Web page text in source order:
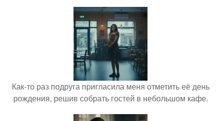
Как-то раз подруга пригласила меня отметить её день
рождения, решив собрать гостей в небольшом кафе.